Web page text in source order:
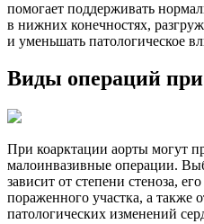
помогает поддерживать
в нижних конечностях,
и уменьшать патологическое
Виды операций
При коарктации аорты могут
малоинвазивные операции.
зависит от степени стеноза,
пораженного участка, а также
патологических изменений